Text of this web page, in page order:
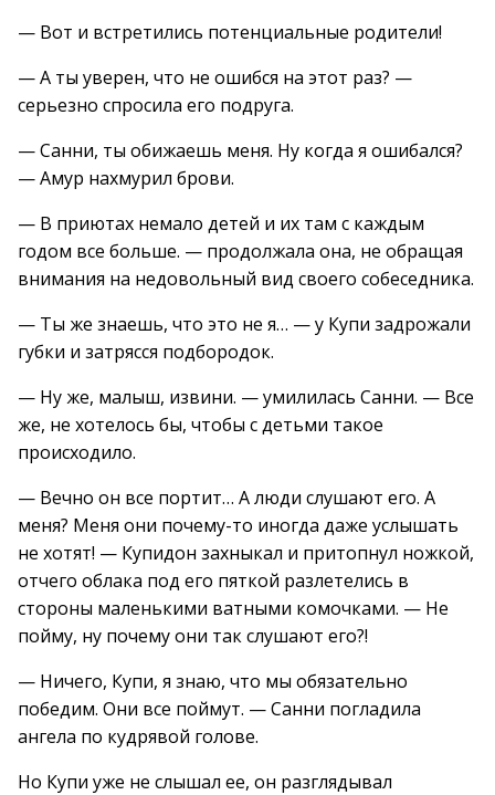
— Вот и встретились потенциальные родители!
— А ты уверен, что не ошибся на этот раз? —
серьезно спросила его подруга.
— Санни, ты обижаешь меня. Ну когда я ошибался?
— Амур нахмурил брови.
— В приютах немало детей и их там с каждым
годом все больше. — продолжала она, не обращая
внимания на недовольный вид своего собеседника.
— Ты же знаешь, что это не я… — у Купи задрожали
губки и затрясся подбородок.
— Ну же, малыш, извини. — умилилась Санни. — Все
же, не хотелось бы, чтобы с детьми такое
происходило.
— Вечно он все портит… А люди слушают его. А
меня? Меня они почему-то иногда даже услышать
не хотят! — Купидон захныкал и притопнул ножкой,
отчего облака под его пяткой разлетелись в
стороны маленькими ватными комочками. — Не
пойму, ну почему они так слушают его?!
— Ничего, Купи, я знаю, что мы обязательно
победим. Они все поймут. — Санни погладила
ангела по кудрявой голове.
Но Купи уже не слышал ее, он разглядывал